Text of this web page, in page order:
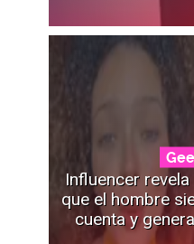
Influencer
que el hombre
cuenta y